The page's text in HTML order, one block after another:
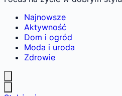
Najnowsze
Aktywność
Dom i ogród
Moda i uroda
Zdrowie